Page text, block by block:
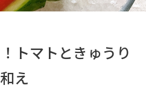
トマトときゅうり
え